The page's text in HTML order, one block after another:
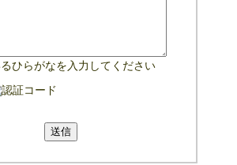
ひらがなを入力してください